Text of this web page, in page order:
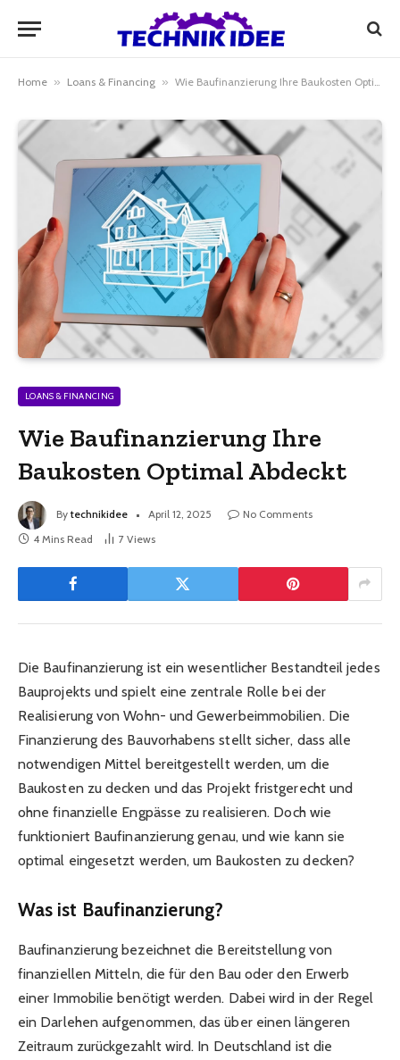
Home » Loans & Financing » Wie Baufinanzierung Ihre Baukosten Optimal Abdeckt
LOANS & FINANCING
Wie Baufinanzierung Ihre
Baukosten Optimal Abdeckt
By technikidee April 12, 2025
No Comments
4 Mins Read
7 Views
Die Baufinanzierung ist ein wesentlicher Bestandteil jedes
Bauprojekts und spielt eine zentrale Rolle bei der
Realisierung von Wohn- und Gewerbeimmobilien. Die
Finanzierung des Bauvorhabens stellt sicher, dass alle
notwendigen Mittel bereitgestellt werden, um die
Baukosten zu decken und das Projekt fristgerecht und
ohne finanzielle Engpässe zu realisieren. Doch wie
funktioniert Baufinanzierung genau, und wie kann sie
optimal eingesetzt werden, um Baukosten zu decken?
Was ist Baufinanzierung?
Baufinanzierung bezeichnet die Bereitstellung von
finanziellen Mitteln, die für den Bau oder den Erwerb
einer Immobilie benötigt werden. Dabei wird in der Regel
ein Darlehen aufgenommen, das über einen längeren
Zeitraum zurückgezahlt wird. In Deutschland ist die